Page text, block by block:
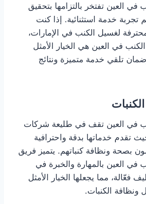
العين تفتخر بالتزامها بتحقيق
تجربة خدمة استثنائية. إذا كنت
لغسيل الكنب في الإمارات،
في العين هي الخيار الأمثل
تلقي خدمة متميزة ونتائج
في العين تقف في طليعة شركات
تقدم خدماتها بدقة واحترافية
بصحة ونظافة كنباتهم. يتميز فريق
في العين بالمهارة والخبرة في
فعّالة، مما يجعلها الخيار الأمثل
الكنبات.